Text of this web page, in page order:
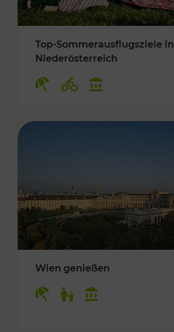
Top-Sommerausflugsziele in
Niederösterreich
Wien genießen